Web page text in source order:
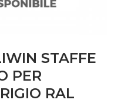
STAFFE
PER
RAL